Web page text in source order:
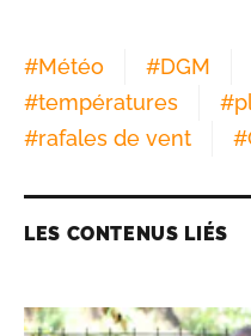
#Météo #DGM
#températures #
#rafales de vent #
LES CONTENUS LIÉS